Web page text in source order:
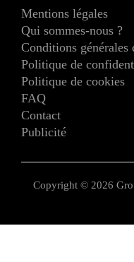
Mentions légales
Qui sommes-nous ?
Conditions
Politique de
Politique de cookies
FAQ
Contact
Publicité
Copyright © 2026